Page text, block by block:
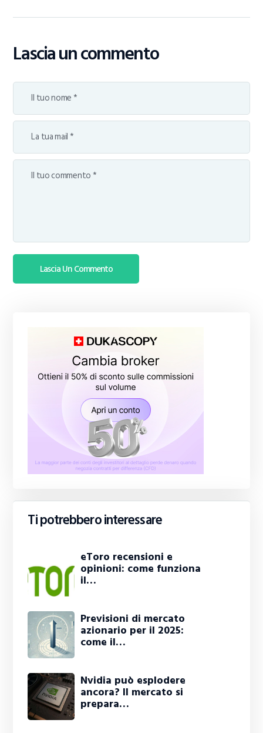
Lascia un commento
Ti potrebbero interessare
eToro recensioni e
opinioni: come funziona
il…
Previsioni di mercato
azionario per il 2025:
come il…
Nvidia può esplodere
ancora? Il mercato si
prepara…